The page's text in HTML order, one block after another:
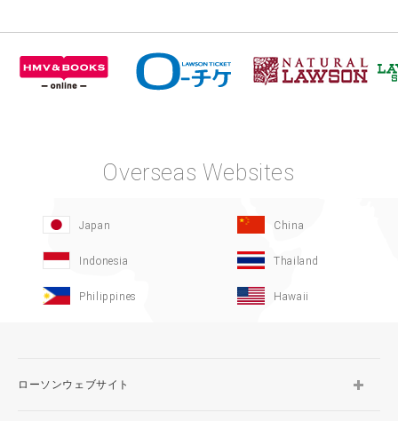
Overseas Websites
Japan China
Indonesia Thailand
Philippines Hawaii
ローソンウェブサイト